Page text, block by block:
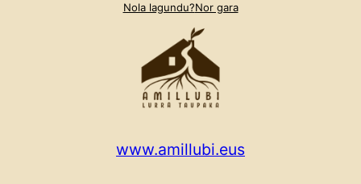
Nola lagundu?Nor gara
www.amillubi.eus